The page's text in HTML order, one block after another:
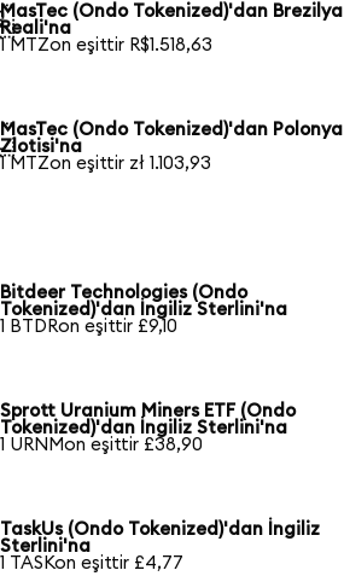
MasTec (Ondo Tokenized)'dan Brezilya
Reali'na
1 MTZon eşittir R$1.518,63
MasTec (Ondo Tokenized)'dan Polonya
Zlotisi'na
1 MTZon eşittir zł 1.103,93
Bitdeer Technologies (Ondo
Tokenized)'dan İngiliz Sterlini'na
1 BTDRon eşittir £9,10
Sprott Uranium Miners ETF (Ondo
Tokenized)'dan İngiliz Sterlini'na
1 URNMon eşittir £38,90
TaskUs (Ondo Tokenized)'dan İngiliz
Sterlini'na
1 TASKon eşittir £4,77